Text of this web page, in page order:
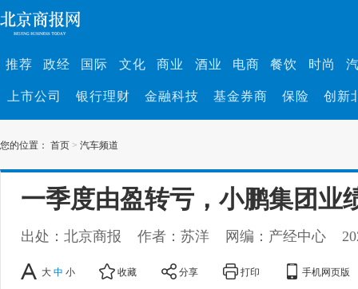
推荐 政经 国际 文化 商业 酒业 电商 餐饮 时尚
上市公司 银行理财 金融科技 基金券商 保险 创新
您的位置： 首页 > 汽车频道
一季度由盈转亏，小鹏集团业
出处：北京商报 作者：苏洋 网编：产经中心
大 中 小 收藏 分享 打印 手机网页版